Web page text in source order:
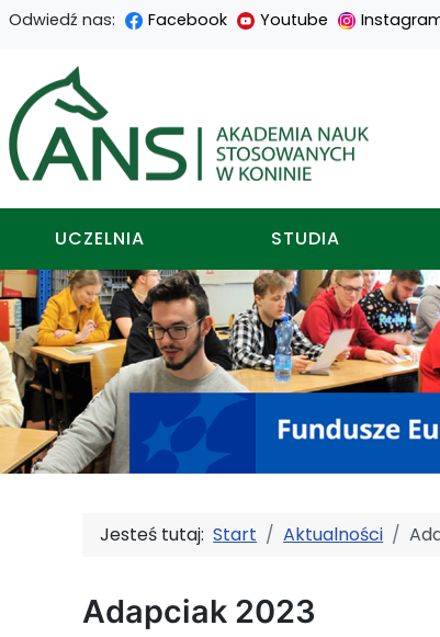
Przejdź
do
treści
głównej
Przejdź
do
menu
nawigacyjnego
Przejdź
do
wyszukiwarki
Przejdź
do
mapy
strony
Odwiedź nas: Facebook Youtube
Akademia nauk
UCZELNIA STUDIA
Jesteś tutaj:Start Aktualności
Adapciak 2023